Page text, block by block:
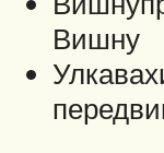
Вишну